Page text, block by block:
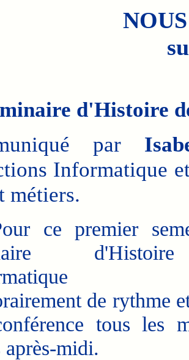
d'Histoire
par
Informatique
métiers.
ce premier
de rythme
tous les
après-midi.